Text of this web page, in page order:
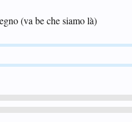
(va be che siamo là)